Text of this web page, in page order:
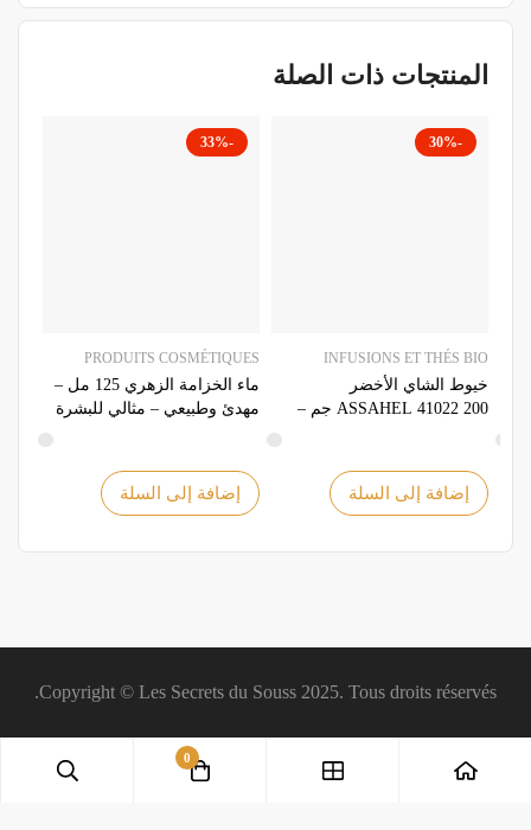
المنتجات ذات الصلة
-30%
INFUSIONS ET THÉS BIO
خيوط الشاي الأخضر
ASSAHEL 41022 200 جم –
إضافة إلى السلة
-33%
PRODUITS COSMÉTIQUES
ماء الخزامة الزهري 125 مل –
مهدئ وطبيعي – مثالي للبشرة
إضافة إلى السلة
Copyright © Les Secrets du Souss 2025. Tous droits réservés.
0